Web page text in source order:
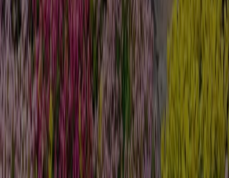
Willkommen bei Tiendeo, Ihrem idealen Ort, um die
besten Angebote Kataloge und Aktionen
Baumärkte und Gartencenter in Deutschland zu
finden. Im Monat
August 2026 können Sie bei Tiendeo
die neuesten Neuigkeiten und Rabatte von
entdecken, einer der bekanntesten Marken im Bereich
Baumärkte und Gartencenter
Auf unserer Plattform finden Sie eine große Auswahl an
Produkten mit unglaublichen
Rabatten
, die Ihnen helfen,
beim Einkaufen zu sparen. Durchstöbern Sie die Kataloge
von
Hellweg
und verpassen Sie keine exklusiven
Angebote, die im
August
verfügbar sind. Darüber hinaus
bieten wir Ihnen detaillierte Informationen zu
Rabattaktionen, Ausverkäufen und saisonalen Neuheiten
im Bereich
Baumärkte und Gartencenter